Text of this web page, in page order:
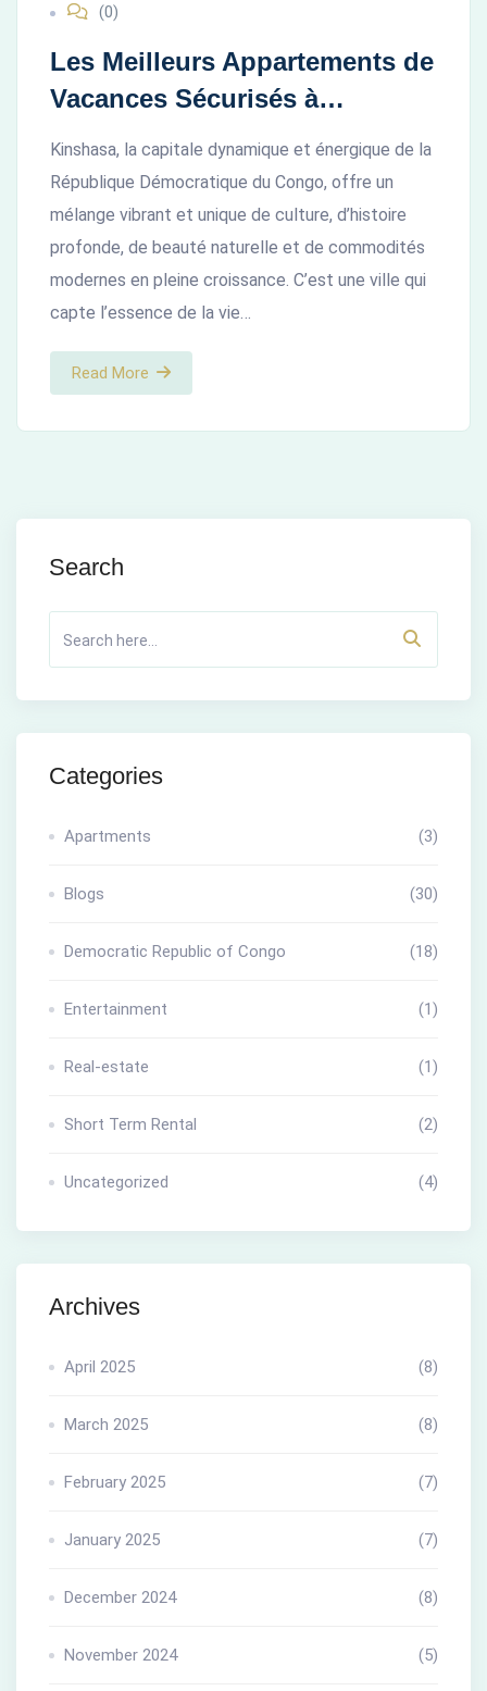
(0)
Les Meilleurs Appartements de
Vacances Sécurisés à
Kinshasa pour un Séjour Sans
Stress
Kinshasa, la capitale dynamique et énergique de la
République Démocratique du Congo, offre un
mélange vibrant et unique de culture, d’histoire
profonde, de beauté naturelle et de commodités
modernes en pleine croissance. C’est une ville qui
capte l’essence de la vie…
Read More
Search
Categories
Apartments (3)
Blogs (30)
Democratic Republic of Congo (18)
Entertainment (1)
Real-estate (1)
Short Term Rental (2)
Uncategorized (4)
Archives
April 2025 (8)
March 2025 (8)
February 2025 (7)
January 2025 (7)
December 2024 (8)
November 2024 (5)